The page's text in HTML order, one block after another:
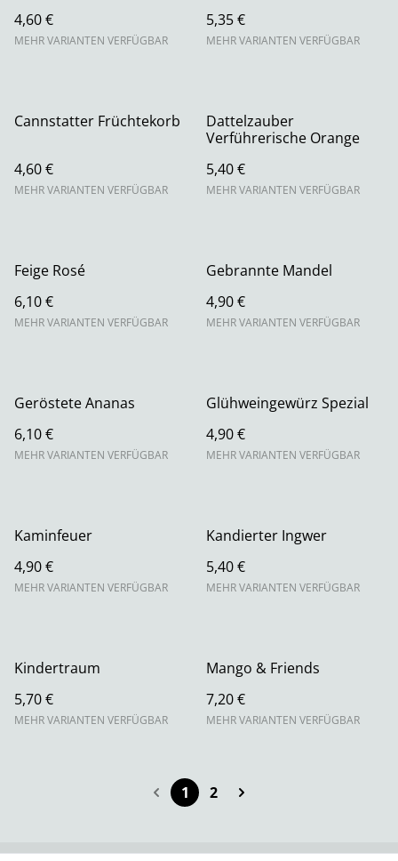
4,60 €
MEHR VARIANTEN VERFÜGBAR
5,35 €
MEHR VARIANTEN VERFÜGBAR
Cannstatter Früchtekorb
4,60 €
MEHR VARIANTEN VERFÜGBAR
Dattelzauber
Verführerische Orange
5,40 €
MEHR VARIANTEN VERFÜGBAR
Feige Rosé
6,10 €
MEHR VARIANTEN VERFÜGBAR
Gebrannte Mandel
4,90 €
MEHR VARIANTEN VERFÜGBAR
Geröstete Ananas
6,10 €
MEHR VARIANTEN VERFÜGBAR
Glühweingewürz Spezial
4,90 €
MEHR VARIANTEN VERFÜGBAR
Kaminfeuer
4,90 €
MEHR VARIANTEN VERFÜGBAR
Kandierter Ingwer
5,40 €
MEHR VARIANTEN VERFÜGBAR
Kindertraum
5,70 €
MEHR VARIANTEN VERFÜGBAR
Mango & Friends
7,20 €
MEHR VARIANTEN VERFÜGBAR
1 2